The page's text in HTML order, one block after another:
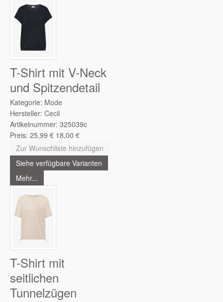
T-Shirt mit V-Neck
und Spitzendetail
Kategorie: Mode
Hersteller: Cecil
Artikelnummer: 325039c
Preis: 25,99 € 18,00 €
Zur Wunschliste hinzufügen
Siehe verfügbare Varianten
Mehr...
T-Shirt mit
seitlichen
Tunnelzügen